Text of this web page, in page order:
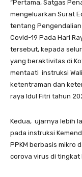
“Pertama, Satgas
mengeluarkan Surat
tentang
Covid-19 Pada Hari
tersebut, kepada
yang beraktivitas di
mentaati instruksi
ketentraman dan
raya Idul Fitri tahun
Kedua, ujarnya lebih
pada instruksi
PPKM berbasis mikro
corova virus di tingkat